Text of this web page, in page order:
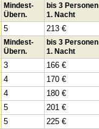
Mindest-
Übern.
bis 3 Personen
1. Nacht
5 213 €
Mindest-
Übern.
bis 3 Personen
1. Nacht
3 166 €
4 170 €
4 180 €
5 201 €
5 225 €